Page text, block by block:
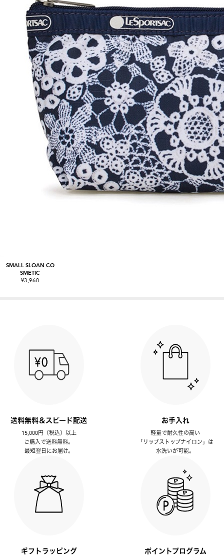
SMALL SLOAN CO
SMETIC
¥3,960
送料無料＆スピード配送
15,000円（税込）以上
ご購入で送料無料。
最短翌日にお届け。
お手入れ
軽量で耐久性の高い
「リップストップナイロン」は
水洗いが可能。
ギフトラッピング ポイントプログラム